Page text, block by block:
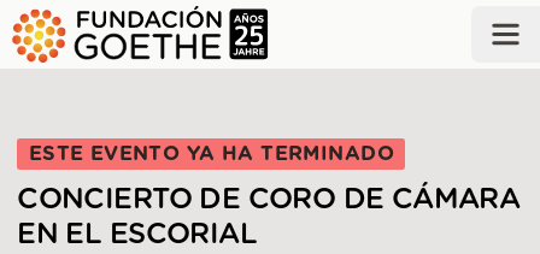
SALTAR AL CONTENIDO PRINCIPAL
ESTE EVENTO YA HA TERMINADO
CONCIERTO DE CORO DE CÁMARA
EN EL ESCORIAL